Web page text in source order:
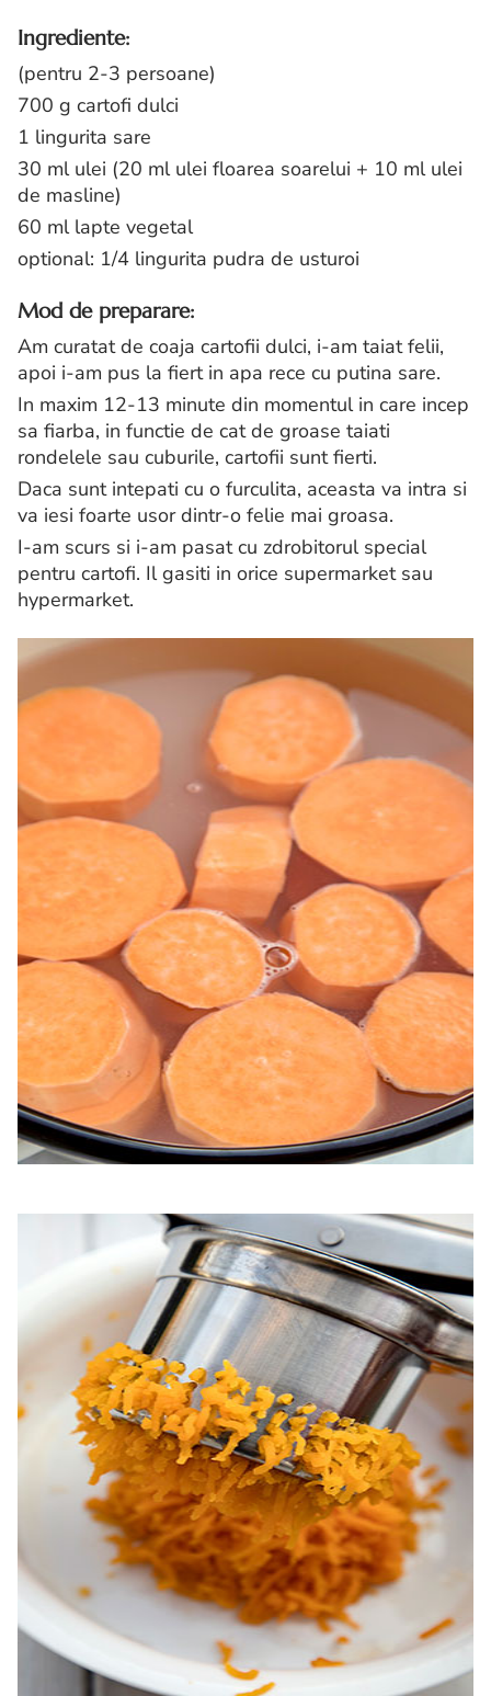
Ingrediente:
(pentru 2-3 persoane)
700 g cartofi dulci
1 lingurita sare
30 ml ulei (20 ml ulei floarea soarelui + 10 ml ulei
de masline)
60 ml lapte vegetal
optional: 1/4 lingurita pudra de usturoi
Mod de preparare:
Am curatat de coaja cartofii dulci, i-am taiat felii,
apoi i-am pus la fiert in apa rece cu putina sare.
In maxim 12-13 minute din momentul in care incep
sa fiarba, in functie de cat de groase taiati
rondelele sau cuburile, cartofii sunt fierti.
Daca sunt intepati cu o furculita, aceasta va intra si
va iesi foarte usor dintr-o felie mai groasa.
I-am scurs si i-am pasat cu zdrobitorul special
pentru cartofi. Il gasiti in orice supermarket sau
hypermarket.